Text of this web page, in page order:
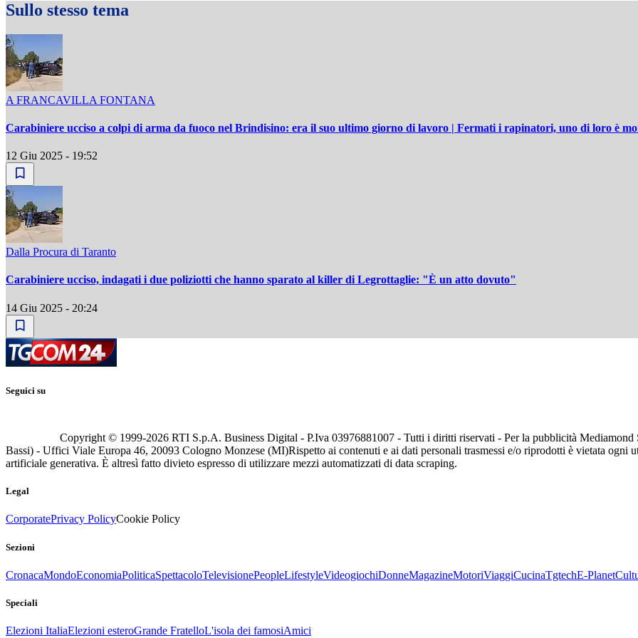
Sullo stesso tema
A FRANCAVILLA FONTANA
Carabiniere ucciso a colpi di arma da fuoco nel Brindisino: era il suo ultimo giorno di lavoro | Fermati i rapinatori, uno di loro è
12 Giu 2025 - 19:52
Dalla Procura di Taranto
Carabiniere ucciso, indagati i due poliziotti che hanno sparato al killer di Legrottaglie: "È un atto dovuto"
14 Giu 2025 - 20:24
Seguici su
Copyright © 1999-2026 RTI S.p.A. Business Digital - P.Iva 03976881007 - Tutti i diritti riservati - Per la pubblicità
Bassi) - Uffici Viale Europa 46, 20093 Cologno Monzese (MI)Rispetto ai contenuti e ai dati personali trasmessi e/o riprodotti è vietata ogni
artificiale generativa. È altresì fatto divieto espresso di utilizzare mezzi automatizzati di data scraping.
Legal
CorporatePrivacy PolicyCookie Policy
Sezioni
CronacaMondoEconomiaPoliticaSpettacoloTelevisionePeopleLifestyleVideogiochiDonneMagazineMotoriViaggiCucinaTgtechE-Planet
Speciali
Elezioni ItaliaElezioni esteroGrande FratelloL'isola dei famosiAmici